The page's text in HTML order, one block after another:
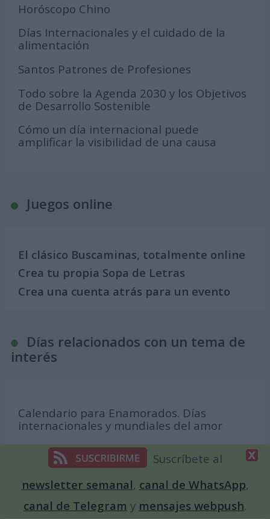
Horóscopo Chino
Días Internacionales y el cuidado de la
alimentación
Santos Patrones de Profesiones
Todo sobre la Agenda 2030 y los Objetivos
de Desarrollo Sostenible
Cómo un día internacional puede
amplificar la visibilidad de una causa
Juegos online
El clásico Buscaminas, totalmente online
Crea tu propia Sopa de Letras
Crea una cuenta atrás para un evento
Días relacionados con un tema de
interés
Calendario para Enamorados. Días
internacionales y mundiales del amor
Calendario feminista: días del año
dedicados a la mujer
Calendario de la Amistad. Días
internacionales y mundiales sobre los
amigos y amigas
Suscríbete al
newsletter semanal, canal de WhatsApp,
canal de Telegram y mensajes webpush.